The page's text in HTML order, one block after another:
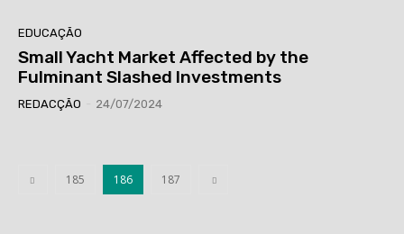
EDUCAÇÃO
Small Yacht Market Affected by the
Fulminant Slashed Investments
REDACÇÃO 24/07/2024
185 186 187